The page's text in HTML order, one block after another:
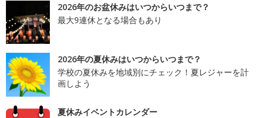
2026年のお盆休みはいつからいつまで？
最大9連休となる場合もあり
2026年の夏休みはいつからいつまで？
学校の夏休みを地域別にチェック！夏レジャーを計
画しよう
夏休みイベントカレンダー